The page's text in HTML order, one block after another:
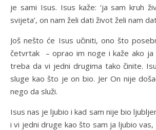
je sami Isus. Isus kaže: ‘ja sam kruh
svijeta’, on nam želi dati život želi nam
Još nešto će Isus učiniti, ono što
četvrtak – oprao im noge i kaže ako ja
treba da vi jedni drugima tako činite.
sluge kao što je on bio. Jer On nije
nego da služi.
Isus nas je ljubio i kad sam nije bio
i vi jedni druge kao što sam ja ljubio